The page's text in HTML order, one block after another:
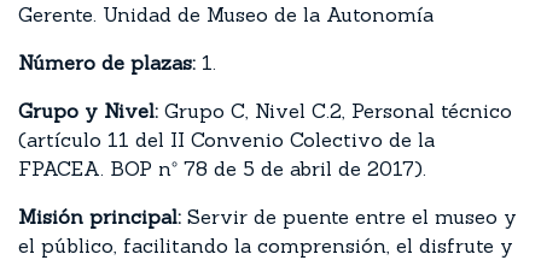
Gerente. Unidad de Museo de la Autonomía
Número de plazas: 1.
Grupo y Nivel: Grupo C, Nivel C.2, Personal técnico
(artículo 11 del II Convenio Colectivo de la
FPACEA. BOP nº 78 de 5 de abril de 2017).
Misión principal: Servir de puente entre el museo y
el público, facilitando la comprensión, el disfrute y